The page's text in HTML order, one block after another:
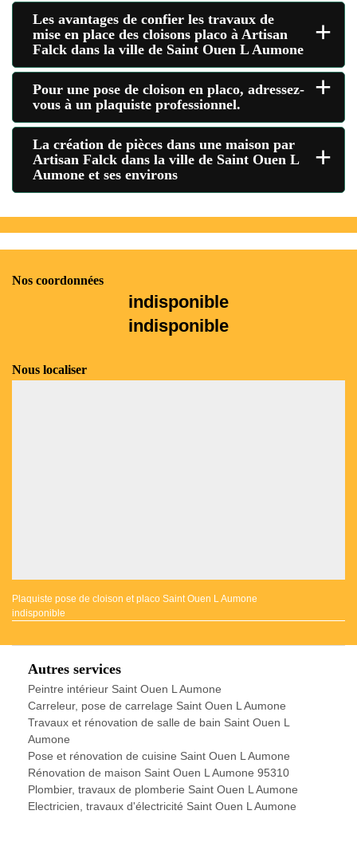
Les avantages de confier les travaux de
mise en place des cloisons placo à Artisan
Falck dans la ville de Saint Ouen L Aumone
+
Pour une pose de cloison en placo, adressez-
vous à un plaquiste professionnel.
+
La création de pièces dans une maison par
Artisan Falck dans la ville de Saint Ouen L
Aumone et ses environs
+
Nos coordonnées
indisponible
indisponible
Nous localiser
Plaquiste pose de cloison et placo Saint Ouen L Aumone
indisponible
Autres services
Peintre intérieur Saint Ouen L Aumone
Carreleur, pose de carrelage Saint Ouen L Aumone
Travaux et rénovation de salle de bain Saint Ouen L
Aumone
Pose et rénovation de cuisine Saint Ouen L Aumone
Rénovation de maison Saint Ouen L Aumone 95310
Plombier, travaux de plomberie Saint Ouen L Aumone
Electricien, travaux d'électricité Saint Ouen L Aumone